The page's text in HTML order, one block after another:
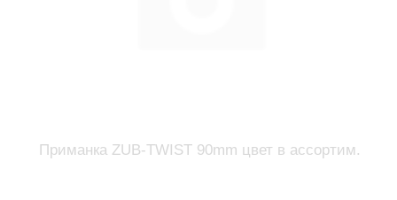
Приманка ZUB-TWIST 90mm цвет в ассортим.